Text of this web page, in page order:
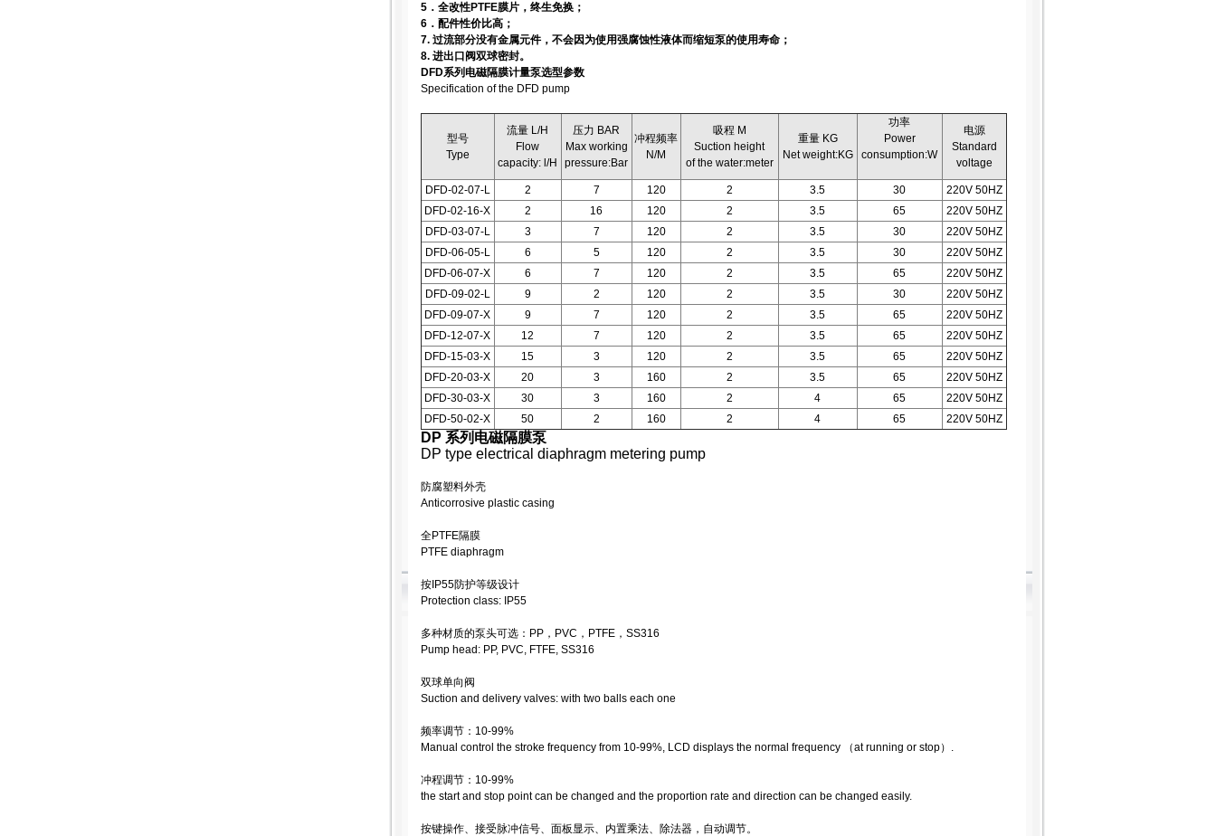
5．全改性PTFE膜片，终生免换；
6．配件性价比高；
7. 过流部分没有金属元件，不会因为使用强腐蚀性液体而缩短泵的使用寿命；
8. 进出口阀双球密封。
DFD系列电磁隔膜计量泵选型参数
Specification of the DFD pump
型号
Type
流量 L/H
Flow
capacity: l/H
压力 BAR
Max working
pressure:Bar
冲程频率
N/M
吸程 M
Suction height
of the water:meter
重量 KG
Net weight:KG
功率
Power
consumption:W
电源
Standard
voltage
DFD-02-07-L 2 7 120 2 3.5 30
220V 50HZ
DFD-02-16-X
2 16 120 2 3.5 65
220V 50HZ
DFD-03-07-L
3 7 120 2 3.5 30
220V 50HZ
DFD-06-05-L
6 5 120 2 3.5 30
220V 50HZ
DFD-06-07-X
6 7 120 2 3.5 65
220V 50HZ
DFD-09-02-L
9 2 120 2 3.5 30
220V 50HZ
DFD-09-07-X
9 7 120 2 3.5 65
220V 50HZ
DFD-12-07-X
12 7 120 2 3.5 65
220V 50HZ
DFD-15-03-X
15 3 120 2 3.5 65
220V 50HZ
DFD-20-03-X
20 3 160 2 3.5 65
220V 50HZ
DFD-30-03-X
30 3 160 2 4 65
220V 50HZ
DFD-50-02-X
50 2 160 2 4 65 220V 50HZ
DP 系列电磁隔膜泵
DP type electrical diaphragm metering pump
防腐塑料外壳
Anticorrosive plastic casing
全PTFE隔膜
PTFE diaphragm
按IP55防护等级设计
Protection class: IP55
多种材质的泵头可选：PP，PVC，PTFE，SS316
Pump head: PP, PVC, FTFE, SS316
双球单向阀
Suction and delivery valves: with two balls each one
频率调节：10-99%
Manual control the stroke frequency from 10-99%, LCD displays the normal frequency （at running or stop）.
冲程调节：10-99%
the start and stop point can be changed and the proportion rate and direction can be changed easily.
按键操作、接受脉冲信号、面板显示、内置乘法、除法器，自动调节。